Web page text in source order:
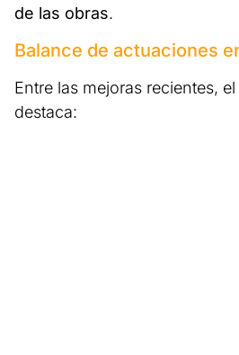
de las obras.
Balance de actuaciones
Entre las mejoras recientes,
destaca: